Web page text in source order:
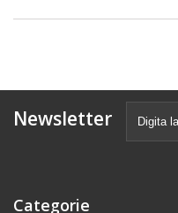
Newsletter
Categorie